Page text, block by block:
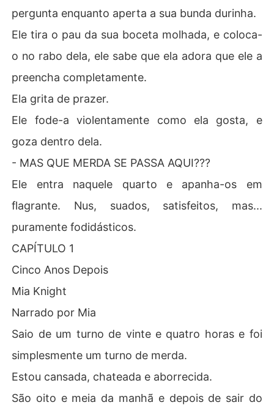
pergunta enquanto aperta a sua bunda durinha.
Ele tira o pau da sua boceta molhada, e coloca-
o no rabo dela, ele sabe que ela adora que ele a
preencha completamente.
Ela grita de prazer.
Ele fode-a violentamente como ela gosta, e
goza dentro dela.
- MAS QUE MERDA SE PASSA AQUI???
Ele entra naquele quarto e apanha-os em
flagrante. Nus, suados, satisfeitos, mas...
puramente fodidásticos.
CAPÍTULO 1
Cinco Anos Depois
Mia Knight
Narrado por Mia
Saio de um turno de vinte e quatro horas e foi
simplesmente um turno de merda.
Estou cansada, chateada e aborrecida.
São oito e meia da manhã e depois de sair do